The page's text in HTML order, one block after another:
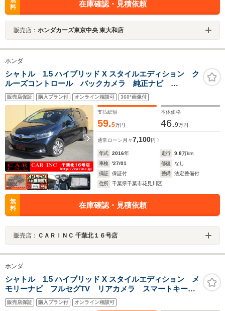
料
在庫確認・見積依頼
販売店： ホンダカーズ東京中央 東大和店
ホンダ
シャトル 1.5 ハイブリッド X スタイルエディション ク
ルーズコントロール バックカメラ 純正ナビ
Bluetooth フルセグTV ステアリングリモコン ハーフ
レザーシート LEDヘッドライト オートライト 横滑
り防止 ビルトインETC スマートキー
販売店保証 購入プラン付 オンライン相談可 360°画像付
支払総額
59.5万円
本体価格
46.9万円
通常ローン 月々7,100円
年式 2016年 走行 9.8万km
車検
'27/01 修復
なし
保証
保証付 整備
法定整備付
住所
千葉県千葉市花見川区
無
料
在庫確認・見積依頼
販売店： ＣＡＲＩＮＣ 千葉北１６号店
ホンダ
シャトル 1.5 ハイブリッド X スタイルエディション メ
モリーナビ フルセグTV リアカメラ スマートキー
LEDヘッドライト 衝突軽減ブレーキ Bluetooth クル
コン 純正15インチアルミ ETC
販売店保証 購入プラン付 オンライン相談可